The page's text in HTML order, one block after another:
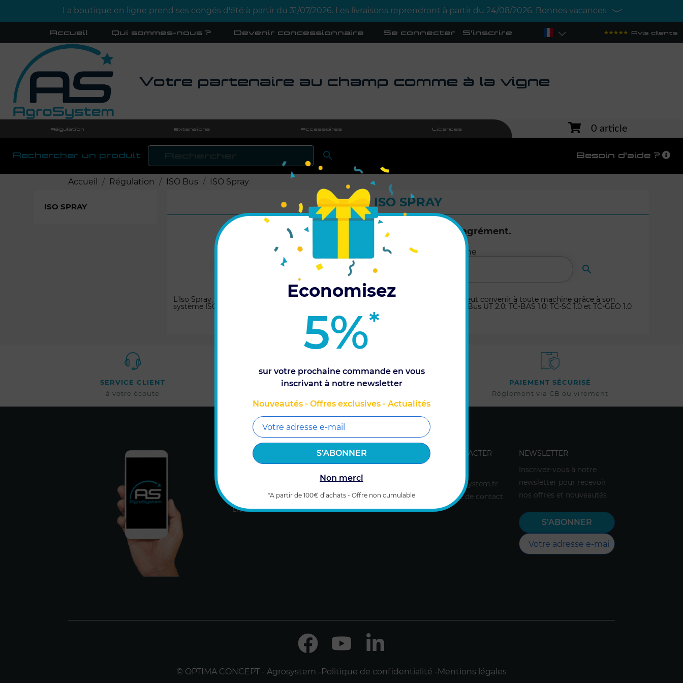
La boutique en ligne prend ses congés d'été à partir du 31/07/2026. Les livraisons reprendront à partir du 24/08/2026. Bonnes vacances
Accueil Qui sommes-nous ? Devenir concessionnaire Se connecter S'inscrire Avis clients
Votre partenaire au champ comme à la vigne
Régulation Extensions Accessoires Licences 0 article
Rechercher un produit RECHERCHER Besoin d'aide ?
Accueil Régulation ISO Bus ISO Spray
ISO SPRAY ISO SPRAY
Veuillez nous excuser pour le désagrément.
Effectuez une nouvelle recherche
RECHERCHER
L'Iso Spray, produit incontournable de la gamme AGROSystem est LE boîtier qui peut convenir à toute machine grâce à son
système ISOBus. Certifié AEF, c'est une garantie fiable pour les fonctionnalités ISOBus UT 2.0; TC-BAS 1.0; TC-SC 1.0 et TC-GEO 1.0
SERVICE CLIENT
à votre écoute
LIVRAISON RAPIDE
GARANTIE
PAIEMENT SÉCURISÉ
Réglement via CB ou virement
NOS UNIVERS
Accessoires
Licences
QUI SOMMES-NOUS ?
Qui sommes-nous ?
NOUS CONTACTER
shop@agrosystem.fr
Formulaire de contact
NEWSLETTER
Inscrivez-vous à notre
newsletter pour recevoir
nos offres et nouveautés
Facebook YouTube
© OPTIMA CONCEPT - Agrosystem -Politique de confidentialité -Mentions légales
Economisez
5%*
sur votre prochaine commande en vous
inscrivant à notre newsletter
Nouveautés - Offres exclusives - Actualités
Non merci
*A partir de 100€ d’achats - Offre non cumulable